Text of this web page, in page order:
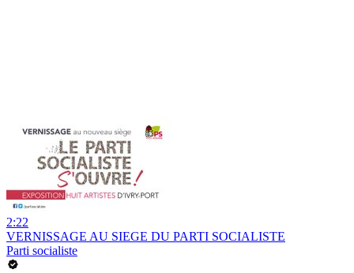
2:22
VERNISSAGE AU SIEGE DU PARTI SOCIALISTE
Parti socialiste